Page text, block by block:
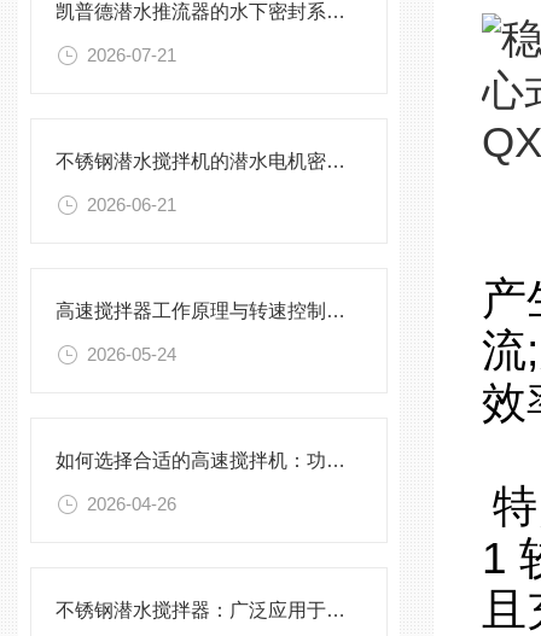
凯普德潜水推流器的水下密封系统维护全流程指南说明
2026-07-21
不锈钢潜水搅拌机的潜水电机密封与泄漏保护
2026-06-21
高速搅拌器工作原理与转速控制技术分析
2026-05-24
如何选择合适的高速搅拌机：功率、转速、搅拌桨叶与物料适配性分析
2026-04-26
不锈钢潜水搅拌器：广泛应用于污水处理与化学工程
产
流
效
1